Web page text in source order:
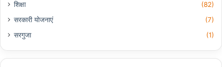
शिक्षा
(82)
सरकारी योजनाएं
(7)
सरगुजा
(1)